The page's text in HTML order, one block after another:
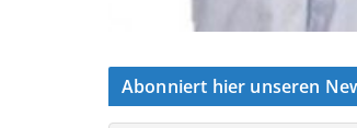
Abonniert hier unseren